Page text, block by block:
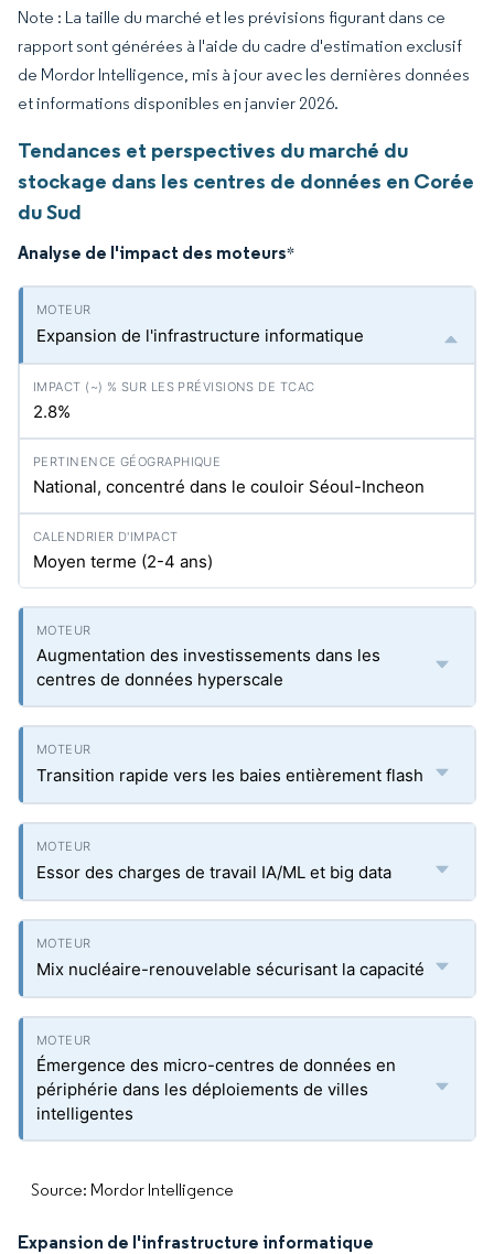
Note : La taille du marché et les prévisions figurant dans ce
rapport sont générées à l'aide du cadre d'estimation exclusif
de Mordor Intelligence, mis à jour avec les dernières données
et informations disponibles en janvier 2026.
Tendances et perspectives du marché du
stockage dans les centres de données en Corée
du Sud
Analyse de l'impact des moteurs*
Expansion de l'infrastructure informatique
2.8%
National, concentré dans le couloir Séoul-Incheon
Moyen terme (2-4 ans)
Augmentation des investissements dans les
centres de données hyperscale
Transition rapide vers les baies entièrement flash
Essor des charges de travail IA/ML et big data
Mix nucléaire-renouvelable sécurisant la capacité
Émergence des micro-centres de données en
périphérie dans les déploiements de villes
intelligentes
Source: Mordor Intelligence
Expansion de l'infrastructure informatique